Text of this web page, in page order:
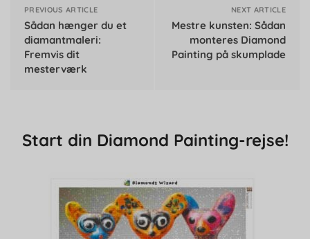
PREVIOUS ARTICLE
Sådan hænger du et
diamantmaleri:
Fremvis dit
mesterværk
NEXT ARTICLE
Mestre kunsten: Sådan
monteres Diamond
Painting på skumplade
Start din Diamond Painting-rejse!